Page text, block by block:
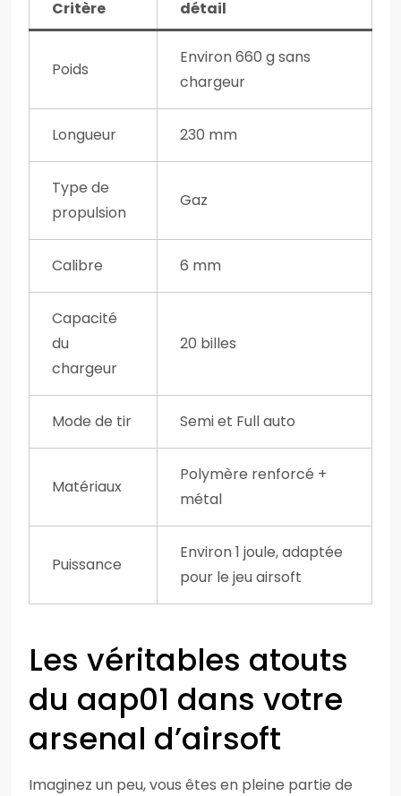
Critère détail
Poids
Environ 660 g sans
chargeur
Longueur 230 mm
Type de
propulsion
Gaz
Calibre 6 mm
Capacité
du
chargeur
20 billes
Mode de tir Semi et Full auto
Matériaux
Polymère renforcé +
métal
Puissance
Environ 1 joule, adaptée
pour le jeu airsoft
Les véritables atouts
du aap01 dans votre
arsenal d’airsoft
Imaginez un peu, vous êtes en pleine partie de